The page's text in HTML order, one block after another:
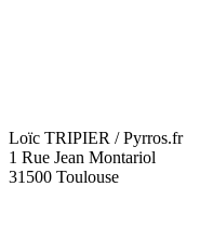
Loïc TRIPIER / Pyrros.fr
1 Rue Jean Montariol
31500 Toulouse